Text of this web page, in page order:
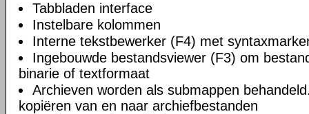
Tabbladen interface
Instelbare kolommen
Interne tekstbewerker (F4) met
Ingebouwde bestandsviewer (F3) om
binarie of textformaat
Archieven worden als submappen
kopiëren van en naar archiefbestanden